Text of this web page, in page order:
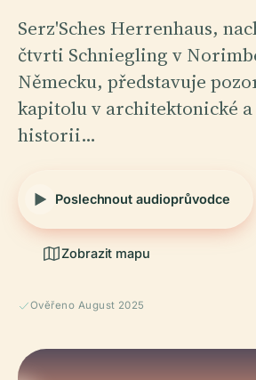
Serz'Sches Herrenhaus,
čtvrti Schniegling v
Německu, představuje
kapitolu v architektonické
historii…
Poslechnout audioprůvodce
Zobrazit mapu
Ověřeno August 2025